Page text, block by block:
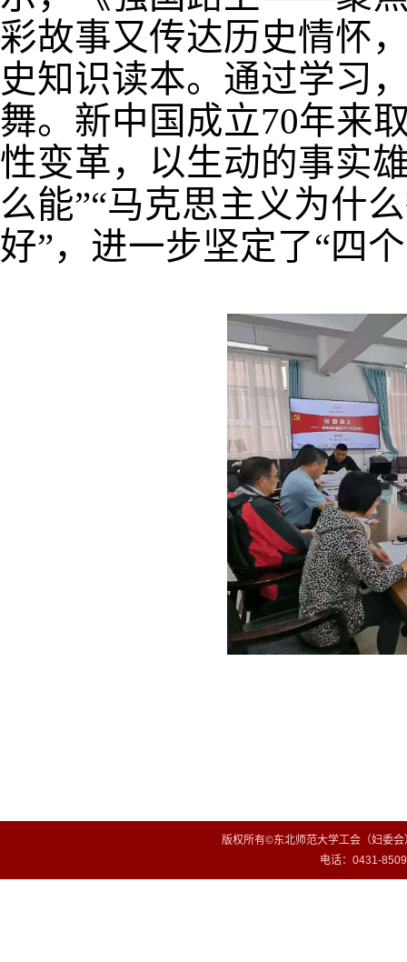
彩故事又传达历史情怀
史知识读本。通过学习
舞。新中国成立70年来
性变革，以生动的事实
么能”“马克思主义为什
好”，进一步坚定了“四
版权所有©东北师范大学工会（妇委
电话：0431-